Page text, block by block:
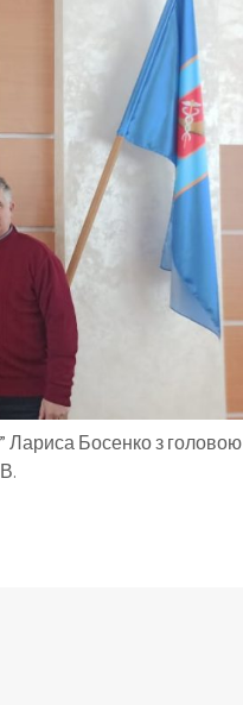
Лариса Босенко з головою